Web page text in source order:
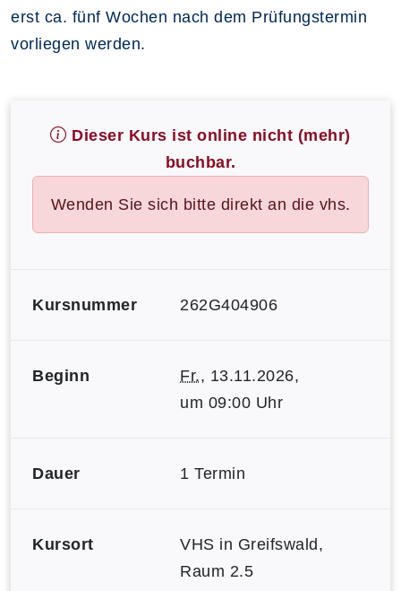
erst ca. fünf Wochen nach dem Prüfungstermin
vorliegen werden.
Dieser Kurs ist online nicht (mehr)
buchbar.
Wenden Sie sich bitte direkt an die vhs.
Kursnummer 262G404906
Beginn Fr., 13.11.2026,
um 09:00 Uhr
Dauer 1 Termin
Kursort
VHS in Greifswald,
Raum 2.5